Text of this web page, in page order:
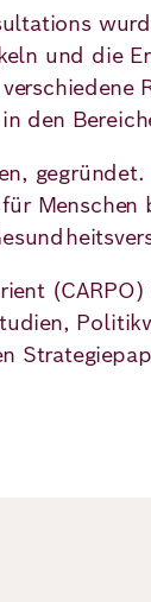
und die
den